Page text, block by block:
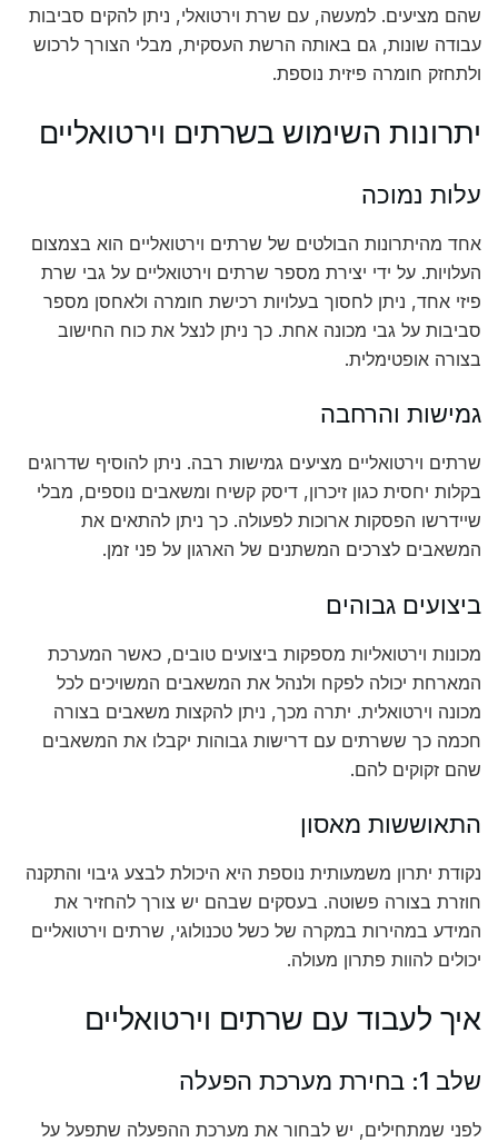
שהם מציעים. למעשה, עם שרת וירטואלי, ניתן להקים סביבות
עבודה שונות, גם באותה הרשת העסקית, מבלי הצורך לרכוש
ולתחזק חומרה פיזית נוספת.
יתרונות השימוש בשרתים וירטואליים
עלות נמוכה
אחד מהיתרונות הבולטים של שרתים וירטואליים הוא בצמצום
העלויות. על ידי יצירת מספר שרתים וירטואליים על גבי שרת
פיזי אחד, ניתן לחסוך בעלויות רכישת חומרה ולאחסן מספר
סביבות על גבי מכונה אחת. כך ניתן לנצל את כוח החישוב
בצורה אופטימלית.
גמישות והרחבה
שרתים וירטואליים מציעים גמישות רבה. ניתן להוסיף שדרוגים
בקלות יחסית כגון זיכרון, דיסק קשיח ומשאבים נוספים, מבלי
שיידרשו הפסקות ארוכות לפעולה. כך ניתן להתאים את
המשאבים לצרכים המשתנים של הארגון על פני זמן.
ביצועים גבוהים
מכונות וירטואליות מספקות ביצועים טובים, כאשר המערכת
המארחת יכולה לפקח ולנהל את המשאבים המשויכים לכל
מכונה וירטואלית. יתרה מכך, ניתן להקצות משאבים בצורה
חכמה כך ששרתים עם דרישות גבוהות יקבלו את המשאבים
שהם זקוקים להם.
התאוששות מאסון
נקודת יתרון משמעותית נוספת היא היכולת לבצע גיבוי והתקנה
חוזרת בצורה פשוטה. בעסקים שבהם יש צורך להחזיר את
המידע במהירות במקרה של כשל טכנולוגי, שרתים וירטואליים
יכולים להוות פתרון מעולה.
איך לעבוד עם שרתים וירטואליים
שלב 1: בחירת מערכת הפעלה
לפני שמתחילים, יש לבחור את מערכת ההפעלה שתפעל על